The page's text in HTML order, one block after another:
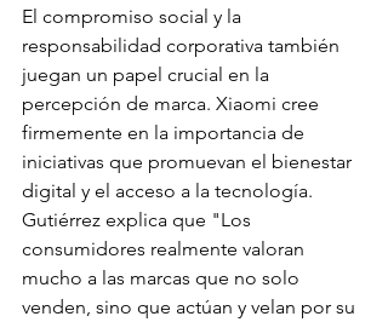
El compromiso social y la
responsabilidad corporativa también
juegan un papel crucial en la
percepción de marca. Xiaomi cree
firmemente en la importancia de
iniciativas que promuevan el bienestar
digital y el acceso a la tecnología.
Gutiérrez explica que "Los
consumidores realmente valoran
mucho a las marcas que no solo
venden, sino que actúan y velan por su